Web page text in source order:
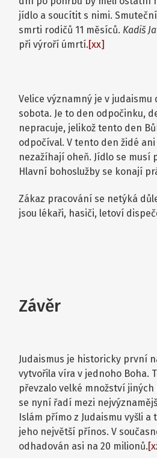
jídlo a soucítit s nimi. Smuteční
smrti rodičů 11 měsíců. Kadiš
při výroří úmrtí. [xx]
Velice významný je v
sobota. Je to den odpočinku,
nepracuje, jelikož tento den
odpočíval. V tento den židé
nezažíhají oheň. Jídlo se musí
Hlavní bohoslužby se konají
Zákaz pracování se netýká
jsou lékaři, hasiči, letoví
Závěr
Judaismus je historicky první
vytvořila víra v jednoho Boha.
převzalo velké množství
se nyní řadí mezi
Islám přímo z Judaismu vyšli
jeho největší přínos. V
odhadován asi na 20 milionů.